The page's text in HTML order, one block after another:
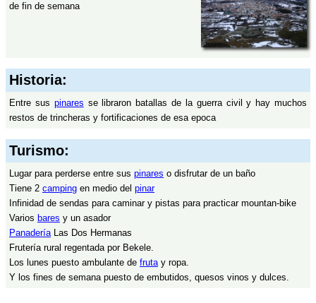
de fin de semana
Historia:
Entre sus pinares se libraron batallas de la guerra civil y hay muchos
restos de trincheras y fortificaciones de esa epoca
Turismo:
Lugar para perderse entre sus pinares o disfrutar de un baño
Tiene 2 camping en medio del pinar
Infinidad de sendas para caminar y pistas para practicar mountan-bike
Varios bares y un asador
PanaderíaLas Dos Hermanas
Frutería rural regentada por Bekele.
Los lunes puesto ambulante de frutay ropa.
Y los fines de semana puesto de embutidos, quesos vinos y dulces.